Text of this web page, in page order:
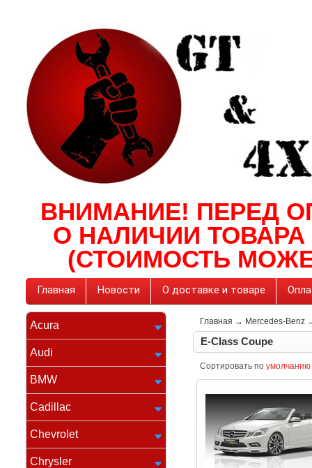
ВНИМАНИЕ! ПЕРЕД
О НАЛИЧИИ
(СТОИМОСТЬ
Главная Новости О доставке и товаре
Acura
Audi
BMW
Cadillac
Chevrolet
Chrysler
Главная → Mercedes-Benz
E-Class Coupe
Сортировать по умолчанию